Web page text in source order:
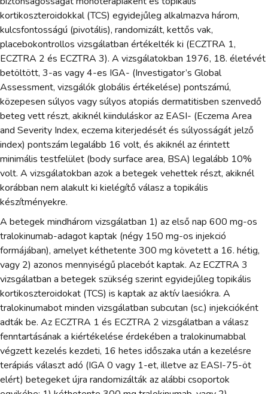
kortikoszteroidokkal (TCS) egyidejűleg alkalmazva három,
kulcsfontosságú (pivotális), randomizált, kettős vak,
placebokontrollos vizsgálatban értékelték ki (ECZTRA 1,
ECZTRA 2 és ECZTRA 3). A vizsgálatokban 1976, 18. életévét
betöltött, 3-as vagy 4-es IGA- (Investigator’s Global
Assessment, vizsgálók globális értékelése) pontszámú,
közepesen súlyos vagy súlyos atopiás dermatitisben szenvedő
beteg vett részt, akiknél kiinduláskor az EASI- (Eczema Area
and Severity Index, eczema kiterjedését és súlyosságát jelző
index) pontszám legalább 16 volt, és akiknél az érintett
minimális testfelület (body surface area, BSA) legalább 10%
volt. A vizsgálatokban azok a betegek vehettek részt, akiknél
korábban nem alakult ki kielégítő válasz a topikális
készítményekre.
A betegek mindhárom vizsgálatban 1) az első nap 600 mg-os
tralokinumab-adagot kaptak (négy 150 mg-os injekció
formájában), amelyet kéthetente 300 mg követett a 16. hétig,
vagy 2) azonos mennyiségű placebót kaptak. Az ECZTRA 3
vizsgálatban a betegek szükség szerint egyidejűleg topikális
kortikoszteroidokat (TCS) is kaptak az aktív laesiókra. A
tralokinumabot minden vizsgálatban subcutan (sc.) injekcióként
adták be. Az ECZTRA 1 és ECZTRA 2 vizsgálatban a válasz
fenntartásának a kiértékelése érdekében a tralokinumabbal
végzett kezelés kezdeti, 16 hetes időszaka után a kezelésre
terápiás választ adó (IGA 0 vagy 1-et, illetve az EASI-75-öt
elért) betegeket újra randomizálták az alábbi csoportok